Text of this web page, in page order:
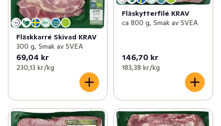
Fläskkarré Skivad KRAV
300 g, Smak av SVEA
69,04 kr
230,13 kr /kg
Fläskytterfilé KRAV
ca 800 g, Smak av SVEA
146,70 kr
183,38 kr /kg